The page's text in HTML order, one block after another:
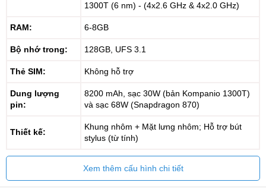
1300T (6 nm) - (4x2.6 GHz & 4x2.0 GHz)
RAM: 6-8GB
Bộ nhớ trong: 128GB, UFS 3.1
Thẻ SIM: Không hỗ trợ
Dung lượng
pin:
8200 mAh, sạc 30W (bản Kompanio 1300T)
và sạc 68W (Snapdragon 870)
Thiết kế:
Khung nhôm + Mặt lưng nhôm; Hỗ trợ bút
stylus (từ tính)
Xem thêm cấu hình chi tiết